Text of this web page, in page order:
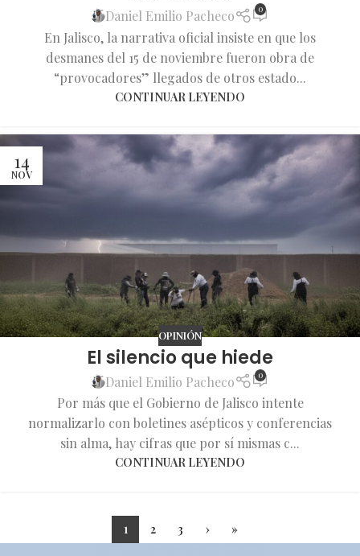
Daniel Emilio Pacheco 0
En Jalisco, la narrativa oficial insiste en que los
desmanes del 15 de noviembre fueron obra de
“provocadores” llegados de otros estado...
CONTINUAR LEYENDO
14
NOV
OPINIÓN
El silencio que hiede
Daniel Emilio Pacheco 0
Por más que el Gobierno de Jalisco intente
normalizarlo con boletines asépticos y conferencias
sin alma, hay cifras que por sí mismas c...
CONTINUAR LEYENDO
1 2 3 › »